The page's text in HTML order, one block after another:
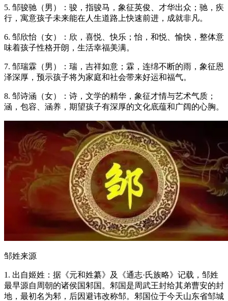
5. 邹骏驰（男）：骏，指骏马，象征英俊、才华出众；驰，疾
行，寓意孩子未来能在人生道路上快速前进，成就非凡。
6. 邹欣怡（女）：欣，喜悦、快乐；怡，和悦、愉快，整体意
味着孩子性格开朗，生活幸福美满。
7. 邹瑞霖（男）：瑞，吉祥如意；霖，连绵不断的雨，象征恩
泽深厚，预示孩子将为家庭和社会带来好运和福气。
8. 邹诗涵（女）：诗，文学的精华，象征才情与艺术气质；
涵，包容、涵养，期望孩子有深厚的文化底蕴和广阔的心胸。
邹姓来源
1. 出自姬姓：据《元和姓纂》及《通志·氏族略》记载，邹姓
最早源自周朝的诸侯国邾国。邾国是周武王封给其弟曹安的封
地，最初名为邾，后因避讳改称邹。邾国位于今天山东省邹城